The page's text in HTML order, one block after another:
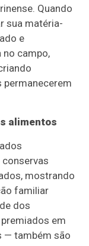
Quando
sua matéria-
e
campo,
permanecerem
alimentos
mostrando
familiar
dos
em
— também são